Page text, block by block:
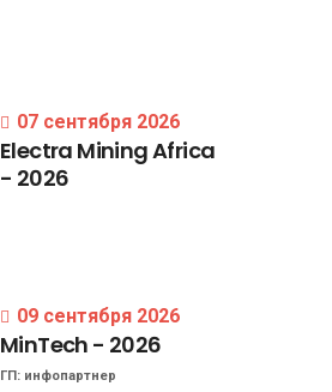
07 сентября 2026
Electra MiningAfrica
- 2026
09 сентября 2026
MinTech - 2026
ГП: инфопартнер